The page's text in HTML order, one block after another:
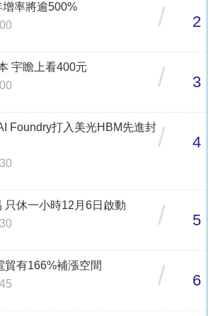
率將逾500%
/ 2
宇瞻上看400元
/ 3
Foundry打入美光HBM先進封/ 4
只休一小時12月6日啟動
/ 5
貿有166%補漲空間
/ 6